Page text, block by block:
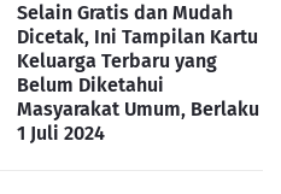
Selain Gratis dan Mudah
Dicetak, Ini Tampilan Kartu
Keluarga Terbaru yang
Belum Diketahui
Masyarakat Umum, Berlaku
1 Juli 2024